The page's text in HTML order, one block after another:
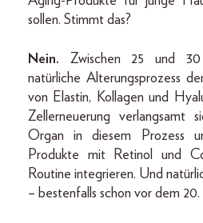
sollen. Stimmt das?
Nein. Zwischen 25 und
natürliche Alterungsprozess
von Elastin, Kollagen und
Zellerneuerung verlangsamt
Organ in diesem Prozess
Produkte mit Retinol und
Routine integrieren. Und
– bestenfalls schon vor dem 20.